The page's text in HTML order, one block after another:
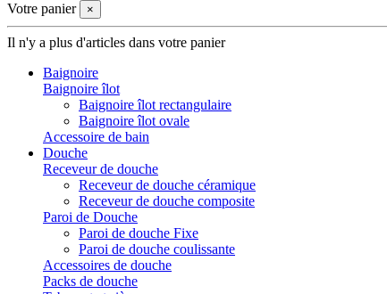
Votre panier
×
Il n'y a plus d'articles dans votre panier
Baignoire
Baignoire îlot
Baignoire îlot rectangulaire
Baignoire îlot ovale
Accessoire de bain
Douche
Receveur de douche
Receveur de douche céramique
Receveur de douche composite
Paroi de Douche
Paroi de douche Fixe
Paroi de douche coulissante
Accessoires de douche
Packs de douche